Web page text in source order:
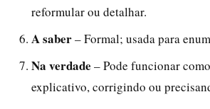
reformular ou detalhar.
A saber– Formal; usada para
Na verdade – Pode funcionar
explicativo, corrigindo ou